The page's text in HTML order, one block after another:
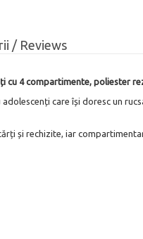
/ Reviews
cu 4 compartimente, poliester
care își doresc un
și rechizite, iar